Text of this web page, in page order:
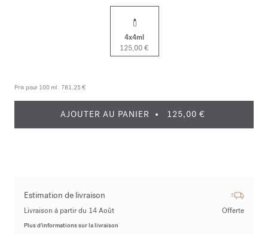
4x4ml
125,00 €
Prix pour 100 ml : 781,25 €
AJOUTER AU PANIER 125,00 €
Estimation de livraison
Livraison à partir du 14 Août Offerte
Plus d’informations sur la livraison